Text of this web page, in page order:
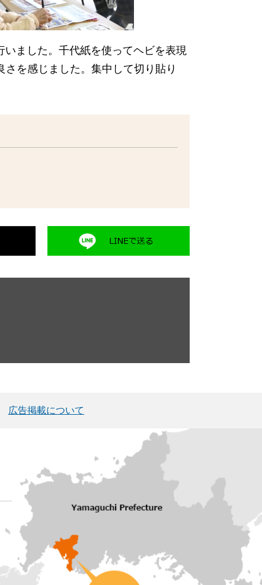
ました。千代紙を使ってヘビを表現
を感じました。集中して切り貼り
広告掲載について